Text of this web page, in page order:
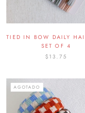
TIED IN BOW DAILY
SET OF 4
$13.75
AGOTADO